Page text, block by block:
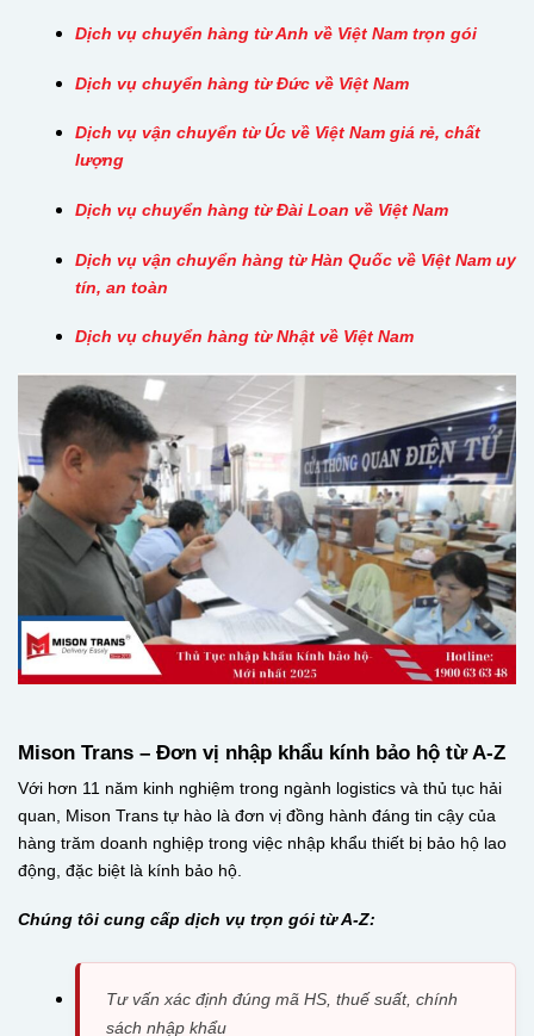
Dịch vụ chuyển hàng từ Anh về Việt Nam trọn gói
Dịch vụ chuyển hàng từ Đức về Việt Nam
Dịch vụ vận chuyển từ Úc về Việt Nam giá rẻ, chất
lượng
Dịch vụ chuyển hàng từ Đài Loan về Việt Nam
Dịch vụ vận chuyển hàng từ Hàn Quốc về Việt Nam uy
tín, an toàn
Dịch vụ chuyển hàng từ Nhật về Việt Nam
Mison Trans – Đơn vị nhập khẩu kính bảo hộ từ A-Z
Với hơn 11 năm kinh nghiệm trong ngành logistics và thủ tục hải
quan, Mison Trans tự hào là đơn vị đồng hành đáng tin cậy của
hàng trăm doanh nghiệp trong việc nhập khẩu thiết bị bảo hộ lao
động, đặc biệt là kính bảo hộ.
Chúng tôi cung cấp dịch vụ trọn gói từ A-Z:
Tư vấn xác định đúng mã HS, thuế suất, chính
sách nhập khẩu